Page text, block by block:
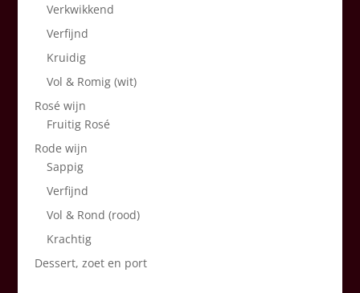
Verkwikkend
Verfijnd
Kruidig
Vol & Romig (wit)
Rosé wijn
Fruitig Rosé
Rode wijn
Sappig
Verfijnd
Vol & Rond (rood)
Krachtig
Dessert, zoet en port